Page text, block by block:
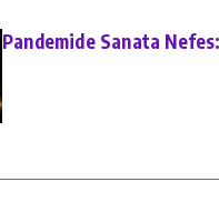
Pandemide Sanata